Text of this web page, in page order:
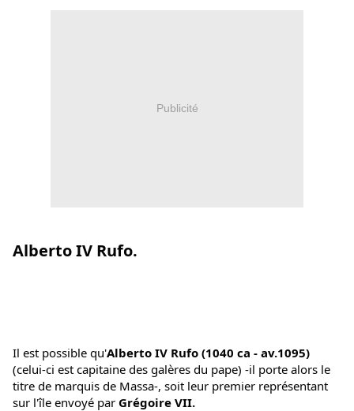
Publicité
Alberto IV Rufo.
Il est possible qu'Alberto IV Rufo (1040 ca - av.1095)
(celui-ci est capitaine des galères du pape) -il porte alors le
titre de marquis de Massa-, soit leur premier représentant
sur l'île envoyé par Grégoire VII.